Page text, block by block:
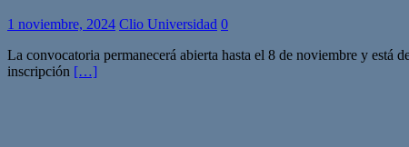
1 noviembre, 2024 Clio Universidad 0
La convocatoria permanecerá abierta hasta el 8 de noviembre y está
inscripción […]